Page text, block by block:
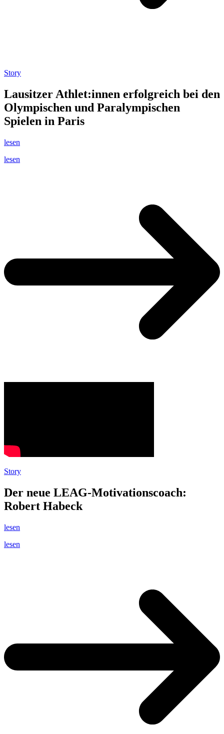
Story
Lausitzer Athlet:innen erfolgreich bei den
Olympischen und Paralympischen
Spielen in Paris
lesen
lesen
Story
Der neue LEAG-Motivationscoach:
Robert Habeck
lesen
lesen